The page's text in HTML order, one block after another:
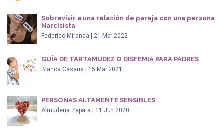
Sobrevivir a una relación de pareja con una persona
Narcisista
Federico Miranda | 21 Mar 2022
GUÍA DE TARTAMUDEZ O DISFEMIA PARA PADRES
Blanca Casaus | 15 Mar 2021
PERSONAS ALTAMENTE SENSIBLES
Almudena Zapata | 11 Jun 2020